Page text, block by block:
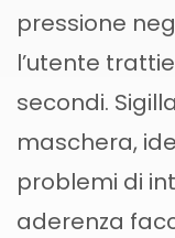
pressione
l’utente
secondi.
maschera,
problemi di
aderenza